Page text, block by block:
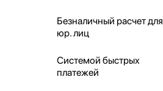
Безналичный расчет для
юр. лиц
Системой быстрых
платежей